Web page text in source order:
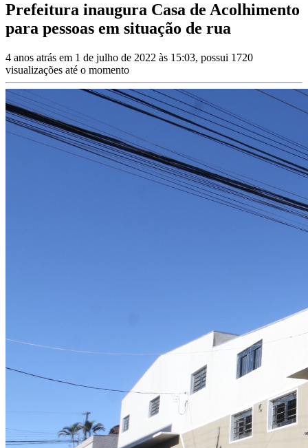
Prefeitura inaugura Casa de Acolhimento
para pessoas em situação de rua
4 anos atrás em 1 de julho de 2022 às 15:03, possui 1720
visualizações até o momento